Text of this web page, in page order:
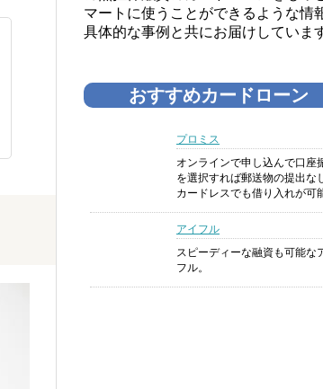
マートに使うことができるような情
具体的な事例と共にお届けしていま
おすすめカードローン
プロミス
オンラインで申し込んで口座
を選択すれば郵送物の提出な
カードレスでも借り入れが可
アイフル
スピーディーな融資も可能な
フル。